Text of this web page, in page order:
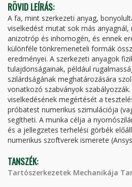
RÖVID LEÍRÁS:
A fa, mint szerkezeti anyag,
viselkedést mutat sok más
anizotróp és inhomogén, és ennek
különféle tönkremeneteli formák
eredményei. A szerkezeti anyagok
tulajdonságainak, például
szilárdságának meghatározására
vonatkozó szabványok
viselkedésének megértését a
próbatest numerikus szimulációja
segítheti. A munka célja a
és a jellegzetes terhelési görbék
numerikus szoftverek ismerete
TANSZÉK:
Tartószerkezetek Mechanikája